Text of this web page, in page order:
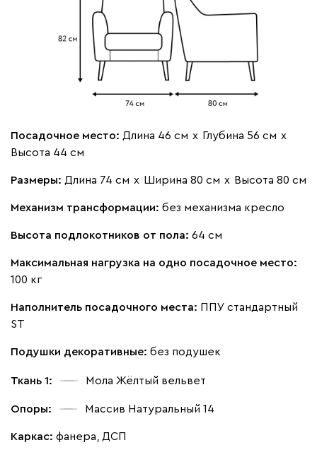
Посадочное место: Длина 46 см х Глубина 56 см х
Высота 44 см
Размеры: Длина 74 см х Ширина 80 см х Высота 80 см
Механизм трансформации: без механизма кресло
Высота подлокотников от пола: 64 см
Максимальная нагрузка на одно посадочное место:
100 кг
Наполнитель посадочного места: ППУ стандартный
ST
Подушки декоративные: без подушек
Ткань 1: Мола Жёлтый вельвет
Опоры: Массив Натуральный 14
Каркас: фанера, ДСП